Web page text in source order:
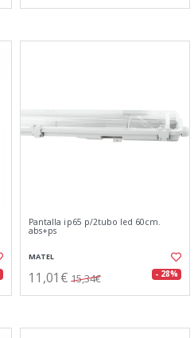
Pantalla ip65 p/2tubo led 60cm.
abs+ps
MATEL
11,01€ 15,34€ - 28%